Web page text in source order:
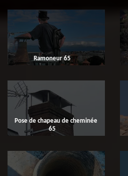
Ramoneur 65
Pose de chapeau de cheminée
65